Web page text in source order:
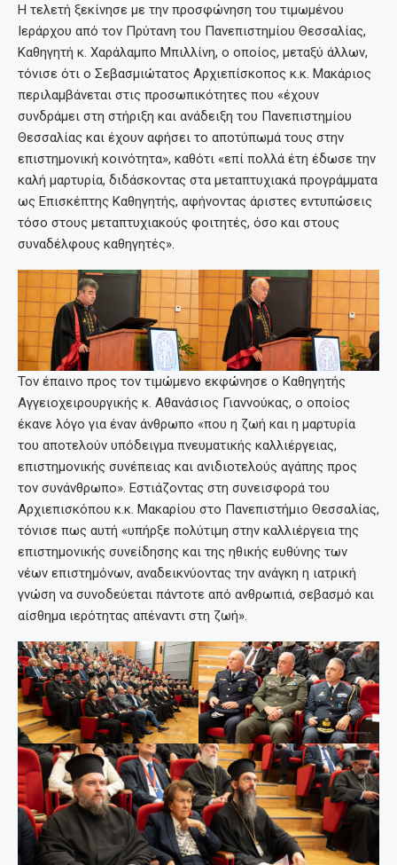
Η τελετή ξεκίνησε με την προσφώνηση του τιμωμένου
Ιεράρχου από τον Πρύτανη του Πανεπιστημίου Θεσσαλίας,
Καθηγητή κ. Χαράλαμπο Μπιλλίνη, ο οποίος, μεταξύ άλλων,
τόνισε ότι ο Σεβασμιώτατος Αρχιεπίσκοπος κ.κ. Μακάριος
περιλαμβάνεται στις προσωπικότητες που «έχουν
συνδράμει στη στήριξη και ανάδειξη του Πανεπιστημίου
Θεσσαλίας και έχουν αφήσει το αποτύπωμά τους στην
επιστημονική κοινότητα», καθότι «επί πολλά έτη έδωσε την
καλή μαρτυρία, διδάσκοντας στα μεταπτυχιακά προγράμματα
ως Επισκέπτης Καθηγητής, αφήνοντας άριστες εντυπώσεις
τόσο στους μεταπτυχιακούς φοιτητές, όσο και στους
συναδέλφους καθηγητές».
Τον έπαινο προς τον τιμώμενο εκφώνησε ο Καθηγητής
Αγγειοχειρουργικής κ. Αθανάσιος Γιαννούκας, ο οποίος
έκανε λόγο για έναν άνθρωπο «που η ζωή και η μαρτυρία
του αποτελούν υπόδειγμα πνευματικής καλλιέργειας,
επιστημονικής συνέπειας και ανιδιοτελούς αγάπης προς
τον συνάνθρωπο». Εστιάζοντας στη συνεισφορά του
Αρχιεπισκόπου κ.κ. Μακαρίου στο Πανεπιστήμιο Θεσσαλίας,
τόνισε πως αυτή «υπήρξε πολύτιμη στην καλλιέργεια της
επιστημονικής συνείδησης και της ηθικής ευθύνης των
νέων επιστημόνων, αναδεικνύοντας την ανάγκη η ιατρική
γνώση να συνοδεύεται πάντοτε από ανθρωπιά, σεβασμό και
αίσθημα ιερότητας απέναντι στη ζωή».